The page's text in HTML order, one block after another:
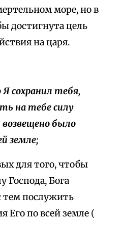
море, но в
достигнута цель
на царя.
Я сохранил тебя,
на тебе силу
было
земле;
для того, чтобы
Господа, Бога
тем послужить
Его по всей земле (